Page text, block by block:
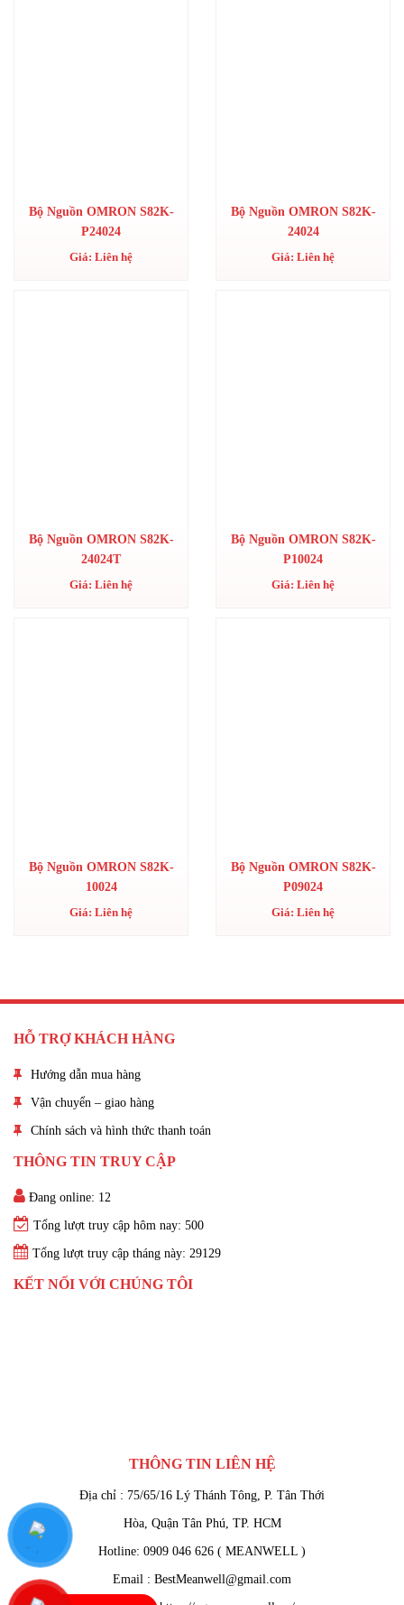
Bộ Nguồn OMRON S82K-
P24024
Giá: Liên hệ
Bộ Nguồn OMRON S82K-
24024
Giá: Liên hệ
Bộ Nguồn OMRON S82K-
24024T
Giá: Liên hệ
Bộ Nguồn OMRON S82K-
P10024
Giá: Liên hệ
Bộ Nguồn OMRON S82K-
10024
Giá: Liên hệ
Bộ Nguồn OMRON S82K-
P09024
Giá: Liên hệ
HỖ TRỢ KHÁCH HÀNG
Hướng dẫn mua hàng
Vận chuyển – giao hàng
Chính sách và hình thức thanh toán
THÔNG TIN TRUY CẬP
Đang online: 12
Tổng lượt truy cập hôm nay: 500
Tổng lượt truy cập tháng này: 29129
KẾT NỐI VỚI CHÚNG TÔI
THÔNG TIN LIÊN HỆ
Địa chỉ : 75/65/16 Lý Thánh Tông, P. Tân Thới
Hòa, Quận Tân Phú, TP. HCM
Hotline: 0909 046 626 ( MEANWELL )
Email : BestMeanwell@gmail.com